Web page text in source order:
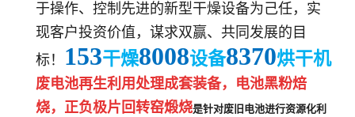
于操作、控制先进的新型干燥设备为己任，实
现客户投资价值，谋求双赢、共同发展的目
标！ 153干燥8008设备8370烘干机
废电池再生利用处理成套装备，电池黑粉焙
烧，正负极片回转窑煅烧是针对废旧电池进行资源化利